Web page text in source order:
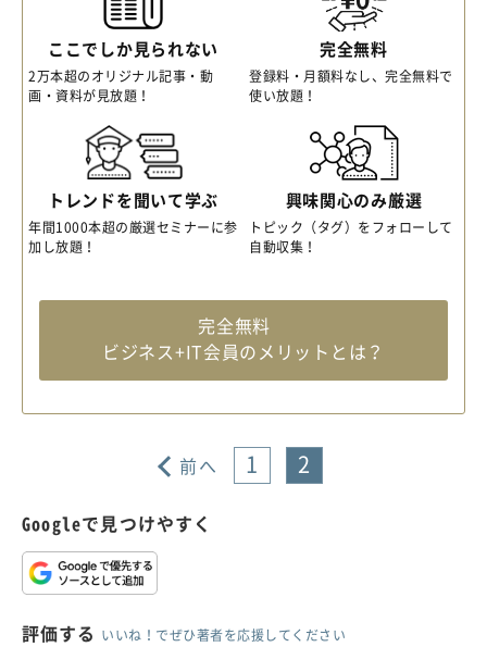
ここでしか見られない
2万本超のオリジナル記事・動
画・資料が見放題！
完全無料
登録料・月額料なし、完全無料で
使い放題！
トレンドを聞いて学ぶ
年間1000本超の厳選セミナーに参
加し放題！
興味関心のみ厳選
トピック（タグ）をフォローして
自動収集！
完全無料
ビジネス+IT会員のメリットとは？
前へ 1 2
Googleで見つけやすく
評価する いいね！でぜひ著者を応援してください